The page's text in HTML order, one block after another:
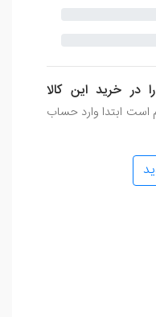
در خرید این کالا
است ابتدا وارد حساب